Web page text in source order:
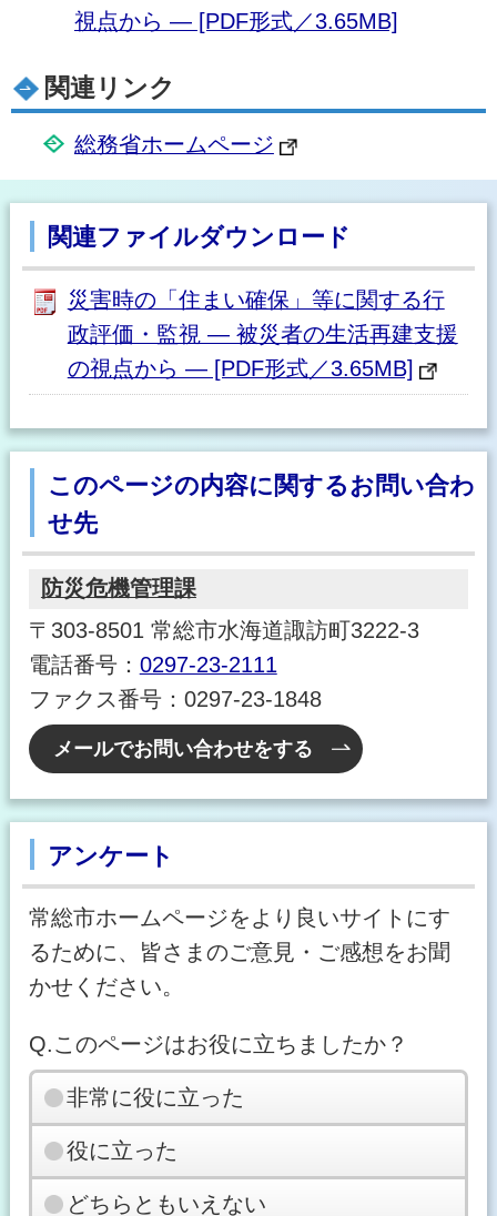
視点から ― [PDF形式／3.65MB]
関連リンク
総務省ホームページ
関連ファイルダウンロード
災害時の「住まい確保」等に関する行
政評価・監視 ― 被災者の生活再建支援
の視点から ― [PDF形式／3.65MB]
このページの内容に関するお問い合わ
せ先
防災危機管理課
〒303-8501 常総市水海道諏訪町3222-3
電話番号： 0297-23-2111
ファクス番号：0297-23-1848
メールでお問い合わせをする
アンケート
常総市ホームページをより良いサイトにす
るために、皆さまのご意見・ご感想をお聞
かせください。
Q.このページはお役に立ちましたか？
非常に役に立った
役に立った
どちらともいえない